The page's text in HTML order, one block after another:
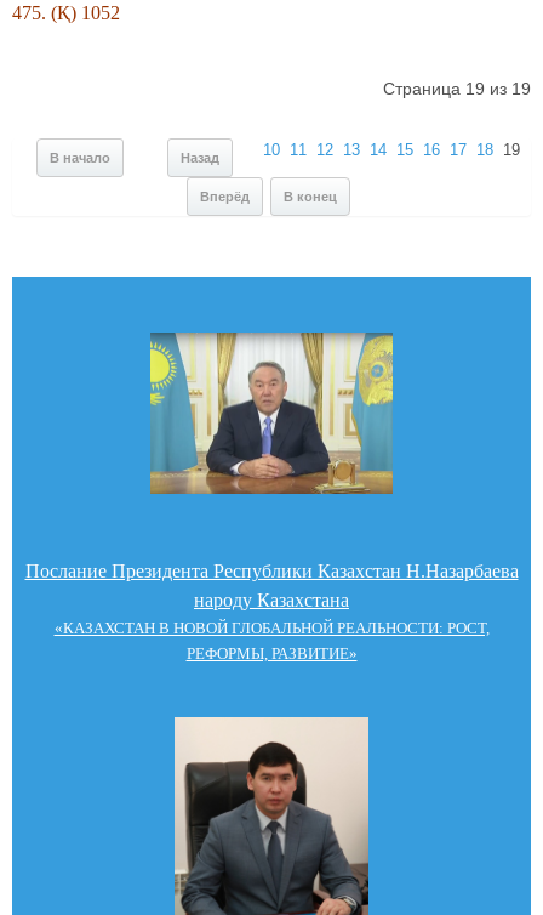
475. (Қ) 1052
Страница 19 из 19
В начало Назад 10 11 12 13 14 15 16 17 18 19
Вперёд В конец
Послание Президента Республики Казахстан Н.Назарбаева
народу Казахстана
«КАЗАХСТАН В НОВОЙ ГЛОБАЛЬНОЙ РЕАЛЬНОСТИ: РОСТ,
РЕФОРМЫ, РАЗВИТИЕ»